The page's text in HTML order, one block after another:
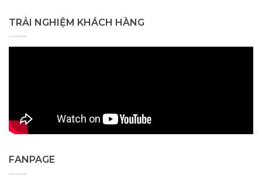
TRẢI NGHIỆM KHÁCH HÀNG
FANPAGE